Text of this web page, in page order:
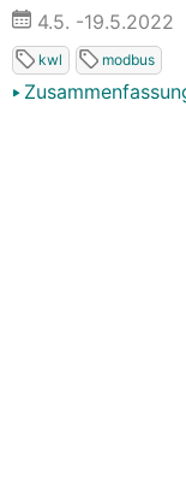
4.5. -19.5.2022
kwl modbus